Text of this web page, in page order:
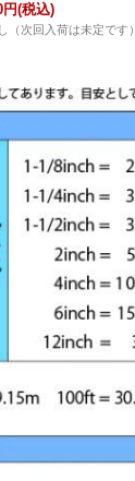
(税込)
（次回入荷は未定です）